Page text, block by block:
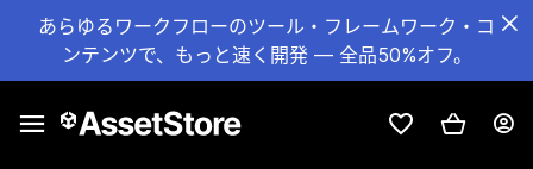
あらゆるワークフローのツール・フレームワーク・コ
ンテンツで、もっと速く開発 — 全品50%オフ。